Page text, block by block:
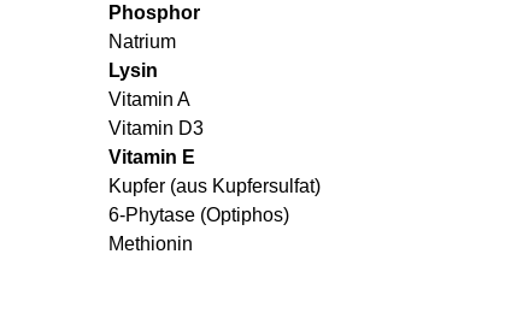
Phosphor
Natrium
Lysin
Vitamin A
Vitamin D3
Vitamin E
Kupfer (aus Kupfersulfat)
6-Phytase (Optiphos)
Methionin